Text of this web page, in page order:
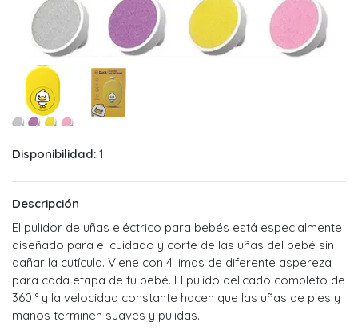
Disponibilidad: 1
Descripción
El pulidor de uñas eléctrico para bebés está especialmente
diseñado para el cuidado y corte de las uñas del bebé sin
dañar la cutícula. Viene con 4 limas de diferente aspereza
para cada etapa de tu bebé. El pulido delicado completo de
360 ° y la velocidad constante hacen que las uñas de pies y
manos terminen suaves y pulidas.